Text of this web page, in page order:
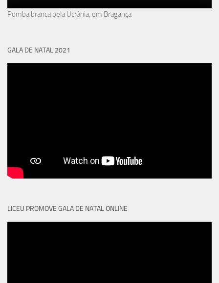
Pomba branca pela Ucrânia, em Bragança
GALA DE NATAL 2021
LICEU PROMOVE GALA DE NATAL ONLINE